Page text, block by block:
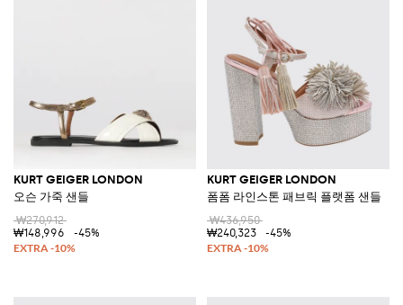
KURT GEIGER LONDON
오슨 가죽 샌들
₩270,912
₩148,996
-45%
KURT GEIGER LONDON
폼폼 라인스톤 패브릭 플랫폼 샌들
₩436,950
₩240,323
-45%